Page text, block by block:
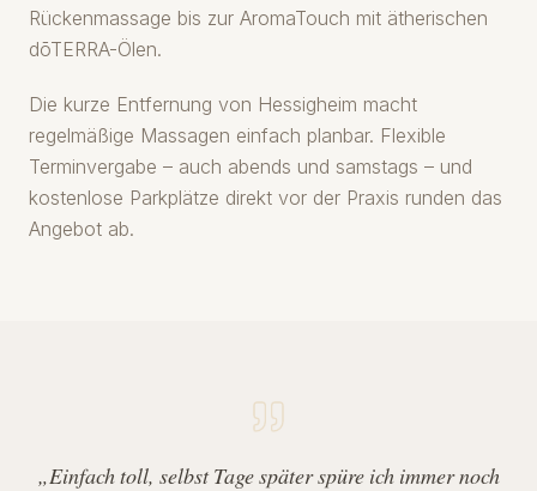
Rückenmassage bis zur AromaTouch mit ätherischen
dōTERRA-Ölen.
Die kurze Entfernung von Hessigheim macht
regelmäßige Massagen einfach planbar. Flexible
Terminvergabe – auch abends und samstags – und
kostenlose Parkplätze direkt vor der Praxis runden das
Angebot ab.
„Einfach toll, selbst Tage später spüre ich immer noch